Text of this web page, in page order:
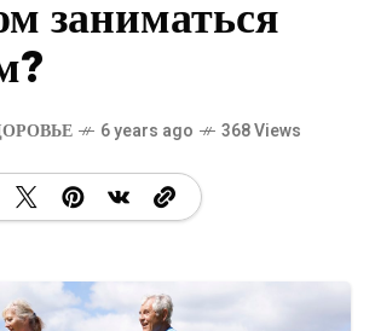
заниматься
6 years ago 368 Views